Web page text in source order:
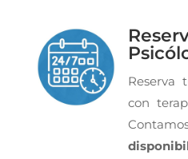
Reserva
con